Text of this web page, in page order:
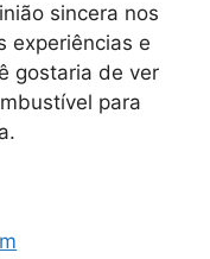
sincera nos
experiências e
gostaria de ver
para